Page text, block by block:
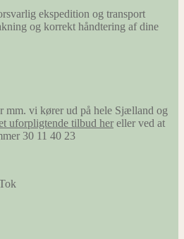
ekspedition og transport
og korrekt håndtering af dine
mm. vi kører ud på hele Sjælland og
uforpligtende tilbud her eller ved at
30 11 40 23